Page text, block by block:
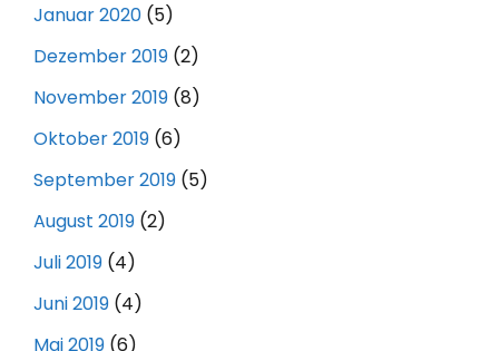
Januar 2020 (5)
Dezember 2019 (2)
November 2019 (8)
Oktober 2019 (6)
September 2019 (5)
August 2019 (2)
Juli 2019 (4)
Juni 2019 (4)
Mai 2019 (6)